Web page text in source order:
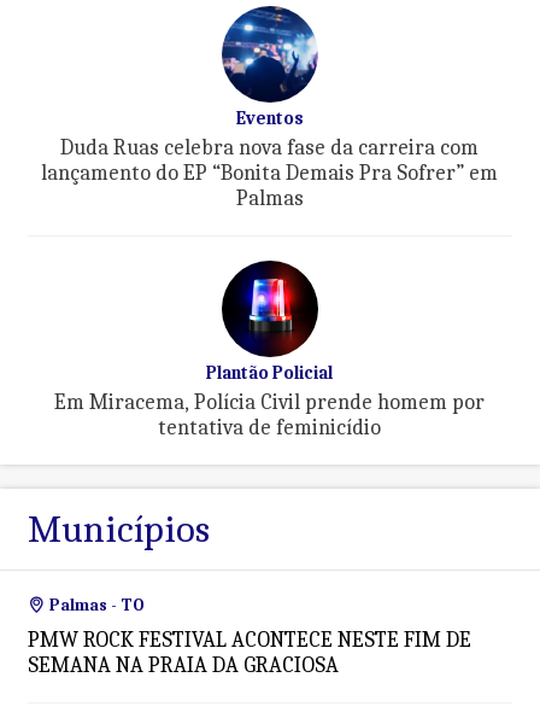
Eventos
Duda Ruas celebra nova fase da carreira com
lançamento do EP “Bonita Demais Pra Sofrer” em
Palmas
Plantão Policial
Em Miracema, Polícia Civil prende homem por
tentativa de feminicídio
Municípios
Palmas - TO
PMW ROCK FESTIVAL ACONTECE NESTE FIM DE
SEMANA NA PRAIA DA GRACIOSA